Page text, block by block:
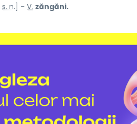
s. n. ] – V. zăngăni.